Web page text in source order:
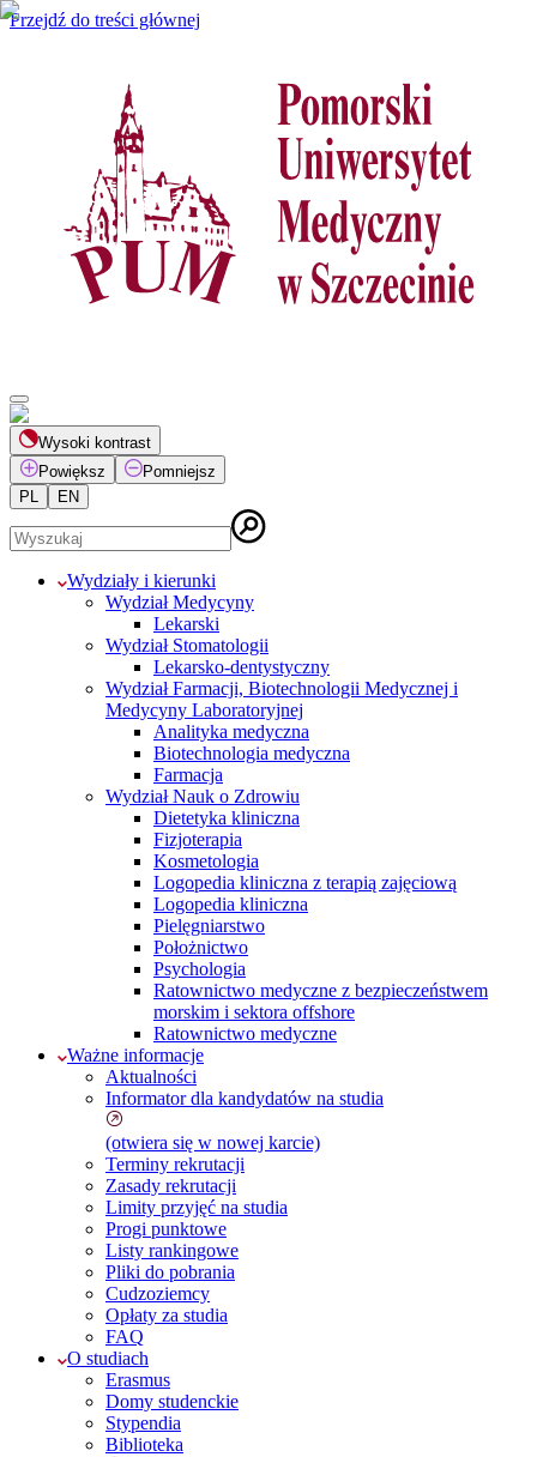
Przejdź do treści głównej
Wysoki kontrast
Powiększ
Pomniejsz
PL
EN
Wydziały i kierunki
Wydział Medycyny
Lekarski
Wydział Stomatologii
Lekarsko-dentystyczny
Wydział Farmacji, Biotechnologii Medycznej i
Medycyny Laboratoryjnej
Analityka medyczna
Biotechnologia medyczna
Farmacja
Wydział Nauk o Zdrowiu
Dietetyka kliniczna
Fizjoterapia
Kosmetologia
Logopedia kliniczna z terapią zajęciową
Logopedia kliniczna
Pielęgniarstwo
Położnictwo
Psychologia
Ratownictwo medyczne z bezpieczeństwem
morskim i sektora offshore
Ratownictwo medyczne
Ważne informacje
Aktualności
Informator dla kandydatów na studia
(otwiera się w nowej karcie)
Terminy rekrutacji
Zasady rekrutacji
Limity przyjęć na studia
Progi punktowe
Listy rankingowe
Pliki do pobrania
Cudzoziemcy
Opłaty za studia
FAQ
O studiach
Erasmus
Domy studenckie
Stypendia
Biblioteka